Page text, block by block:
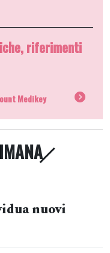
riferimenti
Medikey
nuovi